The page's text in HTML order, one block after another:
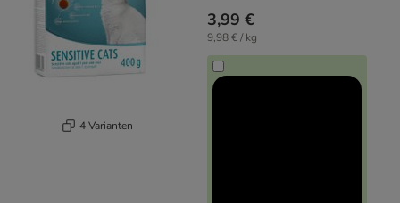
4 Varianten
3,99 €
9,98 € / kg